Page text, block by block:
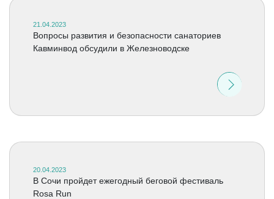
21.04.2023
Вопросы развития и безопасности санаториев
Кавминвод обсудили в Железноводске
20.04.2023
В Сочи пройдет ежегодный беговой фестиваль
Rosa Run